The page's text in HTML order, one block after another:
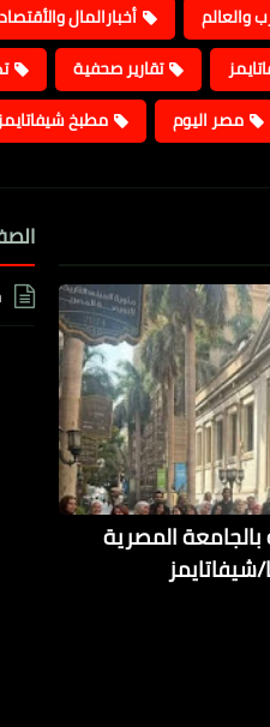
والعالم أخبارالمال والأقتصاد
تقارير صحفية
مصر اليوم مطبخ
المصرية